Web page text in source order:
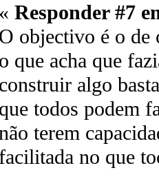
« Responder #7
O objectivo é o de
o que acha que
construir algo
que todos podem
terem
facilitada no que